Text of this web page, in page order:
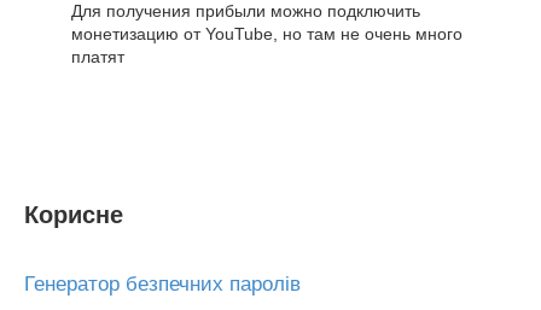
Для получения прибыли можно подключить
монетизацию от YouTube, но там не очень много
платят
Корисне
Генератор безпечних паролів